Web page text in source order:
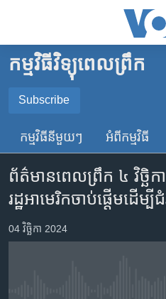
គេហទំព័រ​
ទាក់ទង
រំលង​
ទំព័រ​
ព័ត៌មាន​​
តែ​
រំលង​
កម្ពុជា
អន្តរជាតិ
ចិន
ហេឡូវីអូអេ
កម្ពុជាច្នៃប្រតិដ្ឋ
ព្រឹត្តិការណ៍ព័ត៌មាន
កម្មវិធីវិទ្យុពេលព្រឹក
Subscribe
SUBSCRIBE
YouTube
Spotify
កម្មវិធី​នីមួយៗ អំពី​កម្មវិធី​
ព័ត៌មានពេលព្រឹក ៤ វិច្ឆិក
រដ្ឋ​អាមេរិក​ចាប់ផ្តើម​ដើម្
04 វិច្ឆិកា 2024